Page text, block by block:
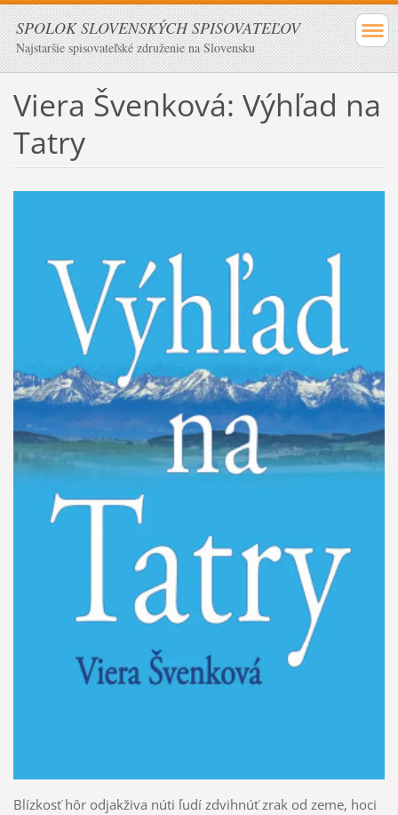
SPOLOK SLOVENSKÝCH SPISOVATEĽOV
Najstaršie spisovateľské združenie na Slovensku
Viera Švenková: Výhľad na
Tatry
Blízkosť hôr odjakživa núti ľudí zdvihnúť zrak od zeme, hoci